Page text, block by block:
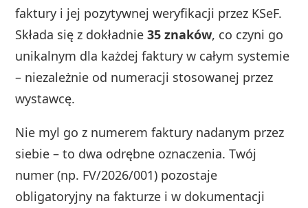
faktury i jej pozytywnej weryfikacji przez KSeF.
Składa się z dokładnie35 znaków, co czyni go
unikalnym dla każdej faktury w całym systemie
– niezależnie od numeracji stosowanej przez
wystawcę.
Nie myl go z numerem faktury nadanym przez
siebie – to dwa odrębne oznaczenia. Twój
numer (np. FV/2026/001) pozostaje
obligatoryjny na fakturze i w dokumentacji